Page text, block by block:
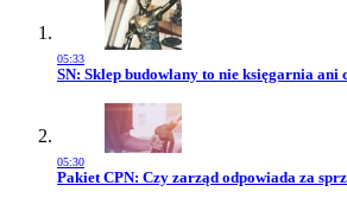
05:33
Przejdź do artykułu:
SN: Sklep budowlany to nie księgarnia ani
05:30
Przejdź do artykułu:
Pakiet CPN: Czy zarząd odpowiada za